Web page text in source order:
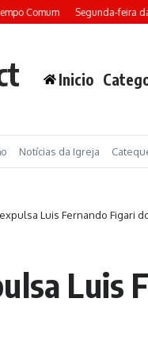
Comum Segunda-feira da
Inicio
Notícias da Igreja
Luis Fernando Figari
Luis